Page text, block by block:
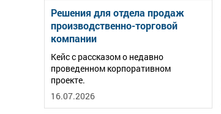
Решения для отдела продаж
производственно-торговой
компании
Кейс с рассказом о недавно
проведенном корпоративном
проекте.
16.07.2026